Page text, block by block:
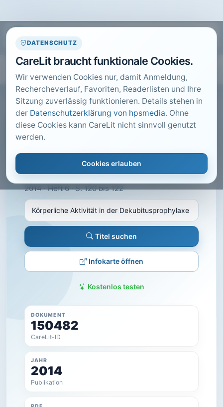
DATENSCHUTZ
CareLit braucht funktionale Cookies.
Wir verwenden Cookies nur, damit Anmeldung,
Rechercheverlauf, Favoriten, Readerlisten und Ihre
Sitzung zuverlässig funktionieren. Details stehen in
der Datenschutzerklärung von hpsmedia. Ohne
diese Cookies kann CareLit nicht sinnvoll genutzt
werden.
Cookies erlauben
CARELIT FACHARTIKEL
Körperliche Aktivität in der
Dekubitusprophylaxe
2014 · Heft 6 · S. 120 bis 122
Titel suchen
Infokarte öffnen
Kostenlos testen
DOKUMENT
150482
CareLit-ID
JAHR
2014
Publikation